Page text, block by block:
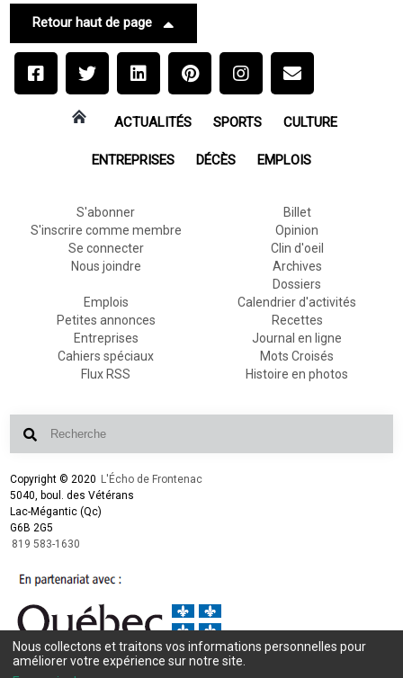
Retour haut de page
ACTUALITÉS SPORTS CULTURE
ENTREPRISES DÉCÈS EMPLOIS
S'abonner
S'inscrire comme membre
Se connecter
Nous joindre
Billet
Opinion
Clin d'oeil
Archives
Dossiers
Emplois
Petites annonces
Entreprises
Cahiers spéciaux
Flux RSS
Calendrier d'activités
Recettes
Journal en ligne
Mots Croisés
Histoire en photos
Copyright © 2020 L'Écho de Frontenac
5040, boul. des Vétérans
Lac-Mégantic (Qc)
G6B 2G5
819 583-1630
Conception et design :L'Écho de Frontenac
Nous collectons et traitons vos informations personnelles pour
améliorer votre expérience sur notre site.